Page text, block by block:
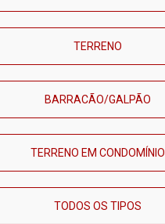
TERRENO
BARRACÃO/GALPÃO
TERRENO EM CONDOMÍNIO
TODOS OS TIPOS